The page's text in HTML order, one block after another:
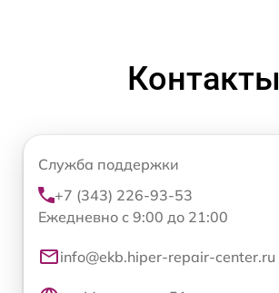
Контакты
Служба поддержки
+7 (343) 226-93-53
Ежедневно с 9:00 до 21:00
info@ekb.hiper-repair-center.ru